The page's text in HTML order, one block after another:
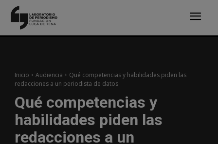
Inicio Audiencia
Qué competencias y habilidades piden las
redacciones a un periodista de datos
Qué competencias y
habilidades piden las
redacciones a un